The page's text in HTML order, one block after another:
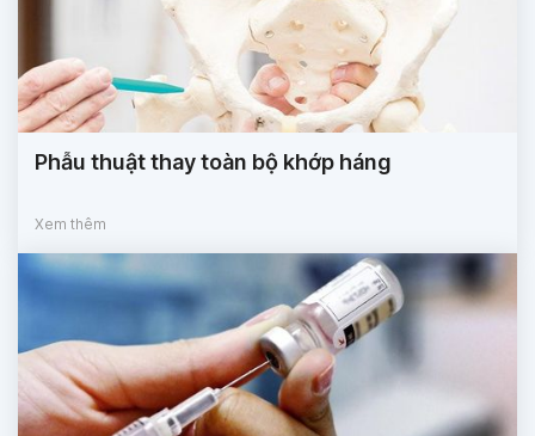
Phẫu thuật thay toàn bộ khớp háng
Xem thêm